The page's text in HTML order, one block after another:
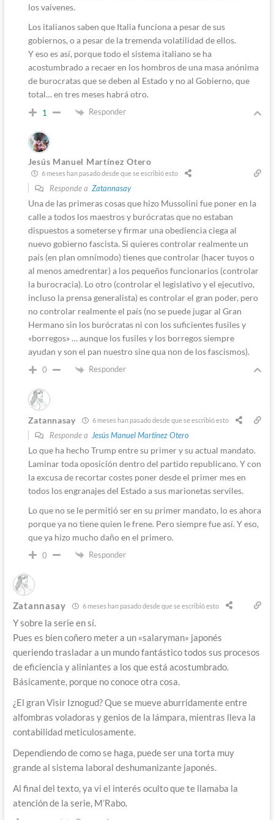
los vaivenes.
Los italianos saben que Italia funciona a pesar de sus
gobiernos, o a pesar de la tremenda volatilidad de ellos.
Y eso es así, porque todo el sistema italiano se ha
acostumbrado a recaer en los hombros de una masa anónima
de burocratas que se deben al Estado y no al Gobierno, que
total… en tres meses habrá otro.
1 Responder
Jesús Manuel Martínez Otero
6 meses han pasado desde que se escribió esto
Responde a Zatannasay
Una de las primeras cosas que hizo Mussolini fue poner en la
calle a todos los maestros y burócratas que no estaban
dispuestos a someterse y firmar una obediencia ciega al
nuevo gobierno fascista. Si quieres controlar realmente un
país (en plan omnímodo) tienes que controlar (hacer tuyos o
al menos amedrentar) a los pequeños funcionarios (controlar
la burocracia). Lo otro (controlar el legislativo y el ejecutivo,
incluso la prensa generalista) es controlar el gran poder, pero
no controlar realmente el país (no se puede jugar al Gran
Hermano sin los burócratas ni con los suficientes fusiles y
«borregos» … aunque los fusiles y los borregos siempre
ayudan y son el pan nuestro sine qua non de los fascismos).
0 Responder
Zatannasay 6 meses han pasado desde que se escribió esto
Responde a Jesús Manuel Martínez Otero
Lo que ha hecho Trump entre su primer y su actual mandato.
Laminar toda oposición dentro del partido republicano. Y con
la excusa de recortar costes poner desde el primer mes en
todos los engranajes del Estado a sus marionetas serviles.
Lo que no se le permitió ser en su primer mandato, lo es ahora
porque ya no tiene quien le frene. Pero siempre fue así. Y eso,
que ya hizo mucho daño en el primero.
0 Responder
Zatannasay 6 meses han pasado desde que se escribió esto
Y sobre la serie en sí.
Pues es bien coñero meter a un «salaryman» japonés
queriendo trasladar a un mundo fantástico todos sus procesos
de eficiencia y aliniantes a los que está acostumbrado.
Básicamente, porque no conoce otra cosa.
¿El gran Visir Iznogud? Que se mueve aburridamente entre
alfombras voladoras y genios de la lámpara, mientras lleva la
contabilidad meticulosamente.
Dependiendo de como se haga, puede ser una torta muy
grande al sistema laboral deshumanizante japonés.
Al final del texto, ya vi el interés oculto que te llamaba la
atención de la serie, M’Rabo.